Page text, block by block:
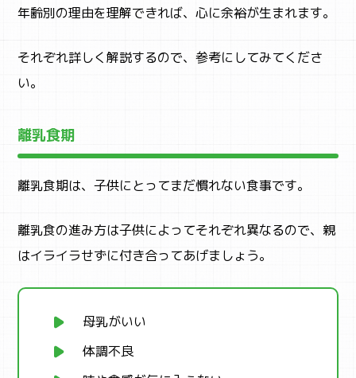
年齢別の理由を理解できれば、心に余裕が生まれます。
それぞれ詳しく解説するので、参考にしてみてくださ
い。
離乳食期
離乳食期は、子供にとってまだ慣れない食事です。
離乳食の進み方は子供によってそれぞれ異なるので、親
はイライラせずに付き合ってあげましょう。
母乳がいい
体調不良